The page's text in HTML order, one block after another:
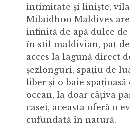
intimitate și liniște, vila
Milaidhoo Maldives
infinită de apă dulce de
în stil maldivian, pat
acces la lagună direct
șezlonguri, spațiu de
liber și o baie spațioasă
ocean, la doar câțiva
casei, aceasta oferă o
cufundată în natură.